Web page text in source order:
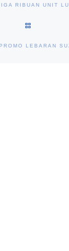
RIBUAN UNIT
PROMO LEBARAN